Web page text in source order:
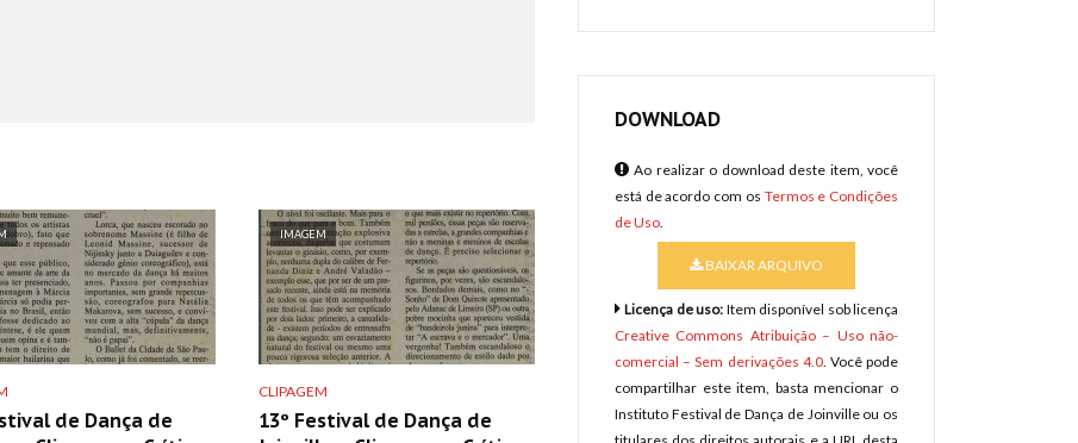
de Dança de
IMAGEM
CLIPAGEM
13º Festival de Dança de
DOWNLOAD
Ao realizar o download deste item, você
está de acordo com os Termos e Condições
de Uso.
BAIXAR ARQUIVO
Licença de uso: Item disponível sob licença
Creative Commons Atribuição – Uso não-
comercial – Sem derivações 4.0. Você pode
compartilhar este item, basta mencionar o
Instituto Festival de Dança de Joinville ou os